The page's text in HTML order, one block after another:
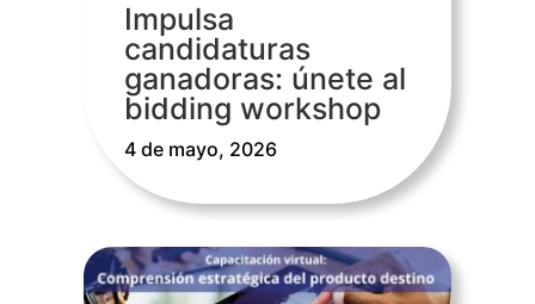
Impulsa
candidaturas
ganadoras: únete al
bidding workshop
4 de mayo, 2026